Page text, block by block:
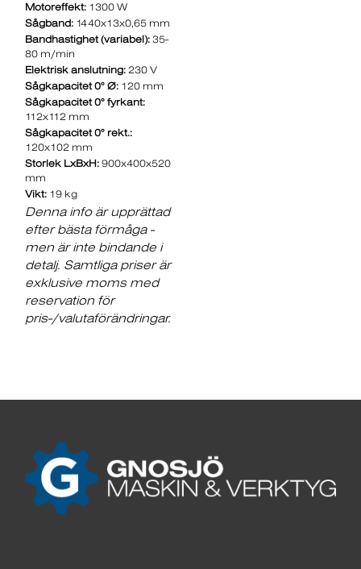
Motoreffekt: 1300 W
Sågband: 1440x13x0,65 mm
Bandhastighet (variabel): 35-
80 m/min
Elektrisk anslutning: 230 V
Sågkapacitet 0° Ø: 120 mm
Sågkapacitet 0° fyrkant:
112x112 mm
Sågkapacitet 0° rekt.:
120x102 mm
Storlek LxBxH: 900x400x520
mm
Vikt: 19 kg
Denna info är upprättad
efter bästa förmåga -
men är inte bindande i
detalj. Samtliga priser är
exklusive moms med
reservation för
pris-/valutaförändringar.